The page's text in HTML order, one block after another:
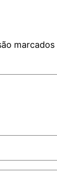
marcados